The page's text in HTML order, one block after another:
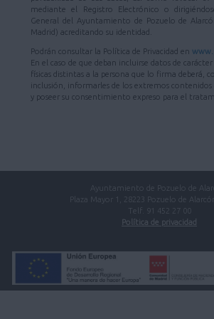
mediante el Registro Electrónico o
General del Ayuntamiento de Pozuelo de
Madrid) acreditando su identidad.
Podrán consultar la Política de Privacidad en
En el caso de que deban incluirse datos de
físicas distintas a la persona que lo firma deberá,
inclusión, informarles de los extremos contenidos
y poseer su consentimiento expreso para el
Ayuntamiento de Pozuelo de
Plaza Mayor 1, 28223 Pozuelo de
Telf. 91 452 27 00
Política de privacidad